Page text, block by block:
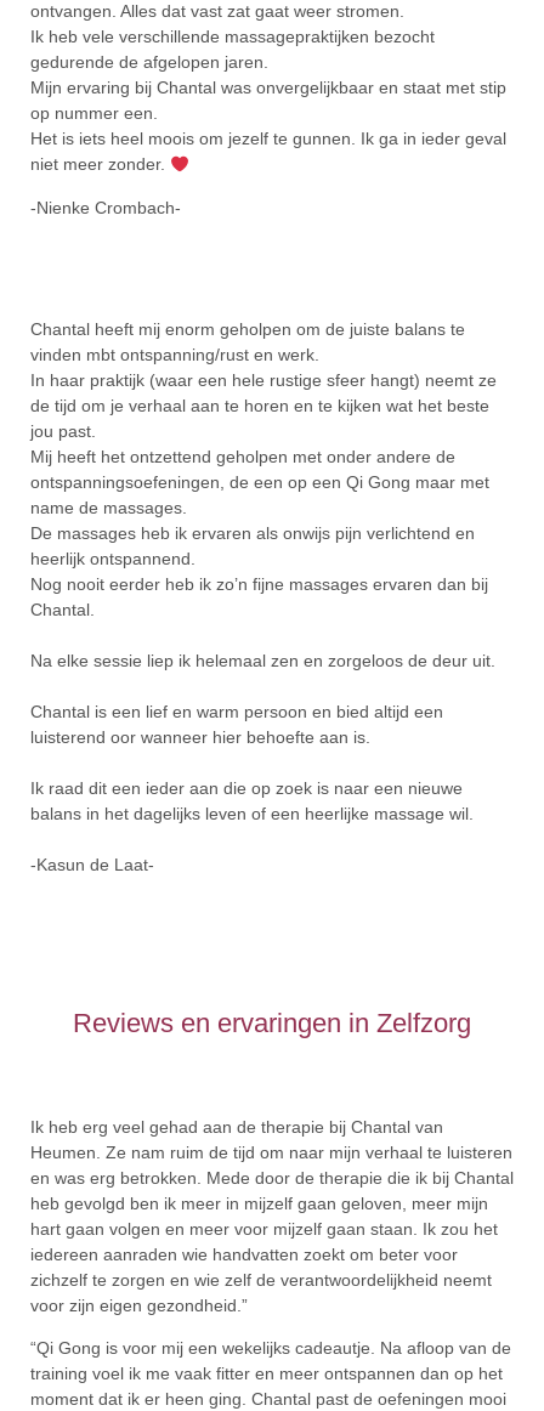
ontvangen. Alles dat vast zat gaat weer stromen.
Ik heb vele verschillende massagepraktijken bezocht
gedurende de afgelopen jaren.
Mijn ervaring bij Chantal was onvergelijkbaar en staat met stip
op nummer een.
Het is iets heel moois om jezelf te gunnen. Ik ga in ieder geval
niet meer zonder.
-Nienke Crombach-
Chantal heeft mij enorm geholpen om de juiste balans te
vinden mbt ontspanning/rust en werk.
In haar praktijk (waar een hele rustige sfeer hangt) neemt ze
de tijd om je verhaal aan te horen en te kijken wat het beste
jou past.
Mij heeft het ontzettend geholpen met onder andere de
ontspanningsoefeningen, de een op een Qi Gong maar met
name de massages.
De massages heb ik ervaren als onwijs pijn verlichtend en
heerlijk ontspannend.
Nog nooit eerder heb ik zo’n fijne massages ervaren dan bij
Chantal.
Na elke sessie liep ik helemaal zen en zorgeloos de deur uit.
Chantal is een lief en warm persoon en bied altijd een
luisterend oor wanneer hier behoefte aan is.
Ik raad dit een ieder aan die op zoek is naar een nieuwe
balans in het dagelijks leven of een heerlijke massage wil.
-Kasun de Laat-
Reviews en ervaringen in Zelfzorg
Ik heb erg veel gehad aan de therapie bij Chantal van
Heumen. Ze nam ruim de tijd om naar mijn verhaal te luisteren
en was erg betrokken. Mede door de therapie die ik bij Chantal
heb gevolgd ben ik meer in mijzelf gaan geloven, meer mijn
hart gaan volgen en meer voor mijzelf gaan staan. Ik zou het
iedereen aanraden wie handvatten zoekt om beter voor
zichzelf te zorgen en wie zelf de verantwoordelijkheid neemt
voor zijn eigen gezondheid.”
“Qi Gong is voor mij een wekelijks cadeautje. Na afloop van de
training voel ik me vaak fitter en meer ontspannen dan op het
moment dat ik er heen ging. Chantal past de oefeningen mooi